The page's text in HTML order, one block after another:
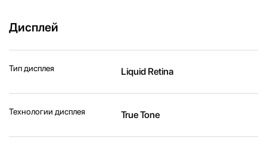
Дисплей
Тип дисплея Liquid Retina
Технологии дисплея True Tone